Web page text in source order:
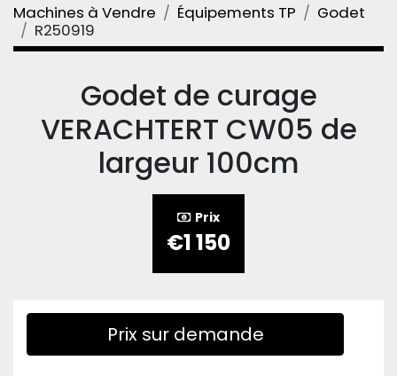
Machines à Vendre Équipements TP
Godet
R250919
Godet de curage
VERACHTERT CW05 de
largeur 100cm
Prix
€1 150
Prix sur demande